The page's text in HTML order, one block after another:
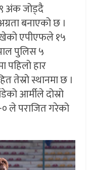
अंक जोड्दै
बनाएको छ ।
एपीएफले १५
पुलिस ५
पहिलो हार
तेस्रो स्थानमा छ ।
आर्मीले दोस्रो
ले पराजित गरेको